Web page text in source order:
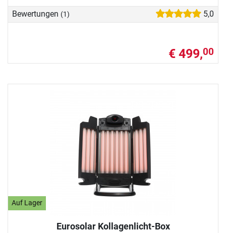
Bewertungen (1) 5,0
€ 499,00
Auf Lager
Eurosolar Kollagenlicht-Box